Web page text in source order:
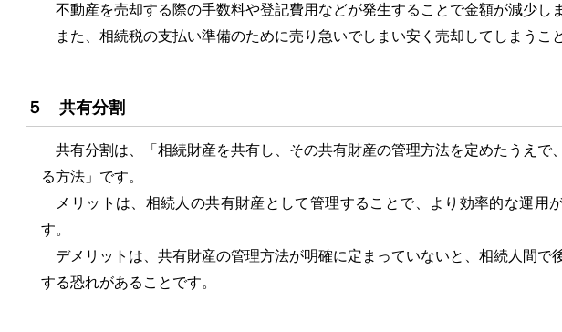
不動産を売却する際の手数料や登記費用などが発生することで金額が減少しま
また、相続税の支払い準備のために売り急いでしまい安く売却してしまうこ
５ 共有分割
共有分割は、「相続財産を共有し、その共有財産の管理方法を定めたうえで
る方法」です。
メリットは、相続人の共有財産として管理することで、より効率的な運用
す。
デメリットは、共有財産の管理方法が明確に定まっていないと、相続人間で
する恐れがあることです。